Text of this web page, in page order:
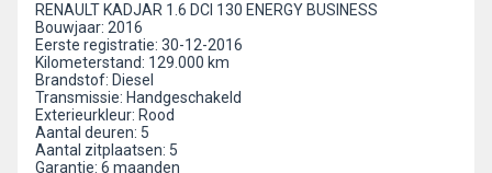
RENAULT KADJAR 1.6 DCI 130 ENERGY BUSINESS
Bouwjaar: 2016
Eerste registratie: 30-12-2016
Kilometerstand: 129.000 km
Brandstof: Diesel
Transmissie: Handgeschakeld
Exterieurkleur: Rood
Aantal deuren: 5
Aantal zitplaatsen: 5
Garantie: 6 maanden